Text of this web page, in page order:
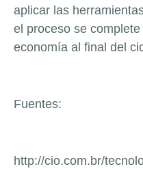
aplicar las
el proceso se
economía al final del
Fuentes:
http://cio.com.br/